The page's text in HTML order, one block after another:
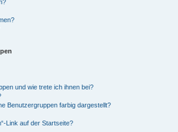
und wie trete ich ihnen bei?
Benutzergruppen farbig dargestellt?
Link auf der Startseite?